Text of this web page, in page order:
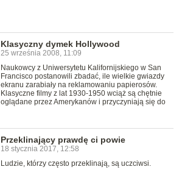
Klasyczny dymek Hollywood
25 września 2008, 11:09
Naukowcy z Uniwersytetu Kalifornijskiego w San
Francisco postanowili zbadać, ile wielkie gwiazdy
ekranu zarabiały na reklamowaniu papierosów.
Klasyczne filmy z lat 1930-1950 wciąż są chętnie
oglądane przez Amerykanów i przyczyniają się do
Przeklinający prawdę ci powie
18 stycznia 2017, 12:58
Ludzie, którzy często przeklinają, są uczciwsi.